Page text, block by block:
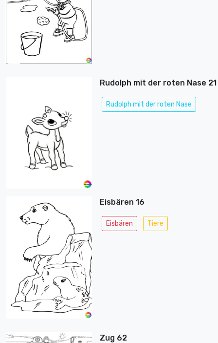
Rudolph mit der roten Nase 21
Rudolph mit der roten Nase
Eisbären 16
Eisbären Tiere
Zug 62